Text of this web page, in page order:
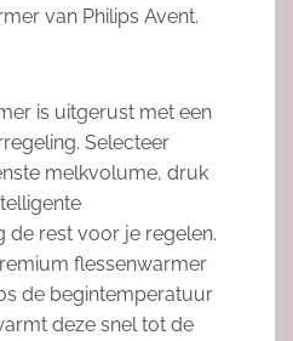
van Philips Avent.
is uitgerust met een
Selecteer
melkvolume, druk
rest voor je regelen.
flessenwarmer
de begintemperatuur
deze snel tot de